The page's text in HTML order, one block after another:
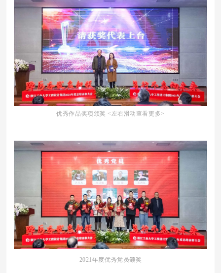
优秀作品奖项颁奖 <左右滑动查看更多>
2021年度优秀党员颁奖